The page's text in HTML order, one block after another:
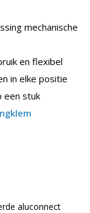
mechanische
en flexibel
in elke positie
een stuk
aluconnect